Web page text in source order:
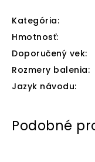
Kategória:
Hmotnosť:
Doporučený vek:
Rozmery balenia:
Jazyk návodu: